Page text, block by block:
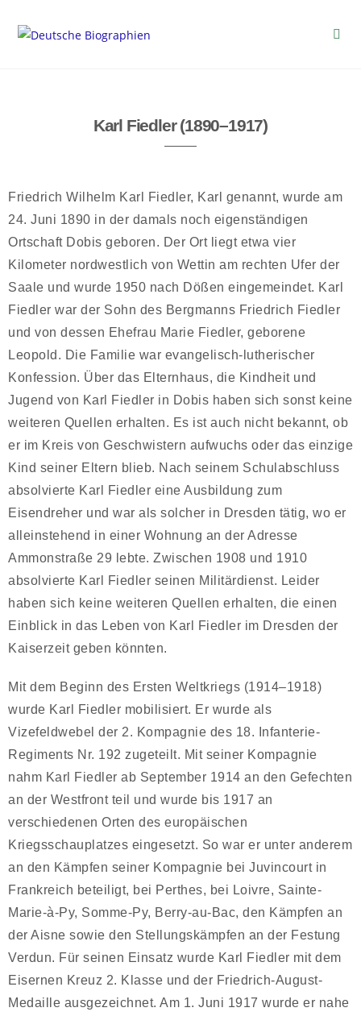
Karl Fiedler (1890–1917)
Friedrich Wilhelm Karl Fiedler, Karl genannt, wurde am
24. Juni 1890 in der damals noch eigenständigen
Ortschaft Dobis geboren. Der Ort liegt etwa vier
Kilometer nordwestlich von Wettin am rechten Ufer der
Saale und wurde 1950 nach Dößen eingemeindet. Karl
Fiedler war der Sohn des Bergmanns Friedrich Fiedler
und von dessen Ehefrau Marie Fiedler, geborene
Leopold. Die Familie war evangelisch-lutherischer
Konfession. Über das Elternhaus, die Kindheit und
Jugend von Karl Fiedler in Dobis haben sich sonst keine
weiteren Quellen erhalten. Es ist auch nicht bekannt, ob
er im Kreis von Geschwistern aufwuchs oder das einzige
Kind seiner Eltern blieb. Nach seinem Schulabschluss
absolvierte Karl Fiedler eine Ausbildung zum
Eisendreher und war als solcher in Dresden tätig, wo er
alleinstehend in einer Wohnung an der Adresse
Ammonstraße 29 lebte. Zwischen 1908 und 1910
absolvierte Karl Fiedler seinen Militärdienst. Leider
haben sich keine weiteren Quellen erhalten, die einen
Einblick in das Leben von Karl Fiedler im Dresden der
Kaiserzeit geben könnten.
Mit dem Beginn des Ersten Weltkriegs (1914–1918)
wurde Karl Fiedler mobilisiert. Er wurde als
Vizefeldwebel der 2. Kompagnie des 18. Infanterie-
Regiments Nr. 192 zugeteilt. Mit seiner Kompagnie
nahm Karl Fiedler ab September 1914 an den Gefechten
an der Westfront teil und wurde bis 1917 an
verschiedenen Orten des europäischen
Kriegsschauplatzes eingesetzt. So war er unter anderem
an den Kämpfen seiner Kompagnie bei Juvincourt in
Frankreich beteiligt, bei Perthes, bei Loivre, Sainte-
Marie-à-Py, Somme-Py, Berry-au-Bac, den Kämpfen an
der Aisne sowie den Stellungskämpfen an der Festung
Verdun. Für seinen Einsatz wurde Karl Fiedler mit dem
Eisernen Kreuz 2. Klasse und der Friedrich-August-
Medaille ausgezeichnet. Am 1. Juni 1917 wurde er nahe